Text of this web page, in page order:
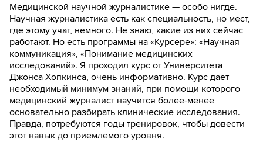
Медицинской научной журналистике — особо нигде.
Научная журналистика есть как специальность, но мест,
где этому учат, немного. Не знаю, какие из них сейчас
работают. Но есть программы на «Курсере»: «Научная
коммуникация», «Понимание медицинских
исследований». Я проходил курс от Университета
Джонса Хопкинса, очень информативно. Курс даёт
необходимый минимум знаний, при помощи которого
медицинский журналист научится более-менее
основательно разбирать клинические исследования.
Правда, потребуются годы тренировок, чтобы довести
этот навык до приемлемого уровня.